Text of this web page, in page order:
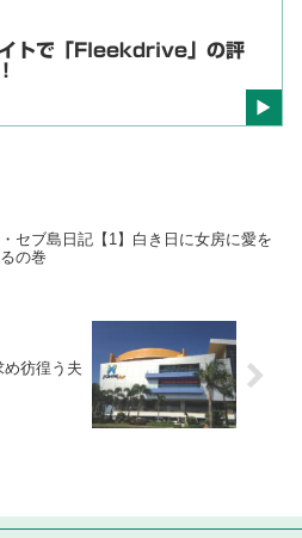
イトで「Fleekdrive」の評
セブ島日記【1】白き日に女房に愛を
の巻
彷徨う夫